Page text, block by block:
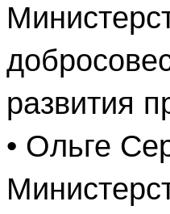
развития
• Ольге